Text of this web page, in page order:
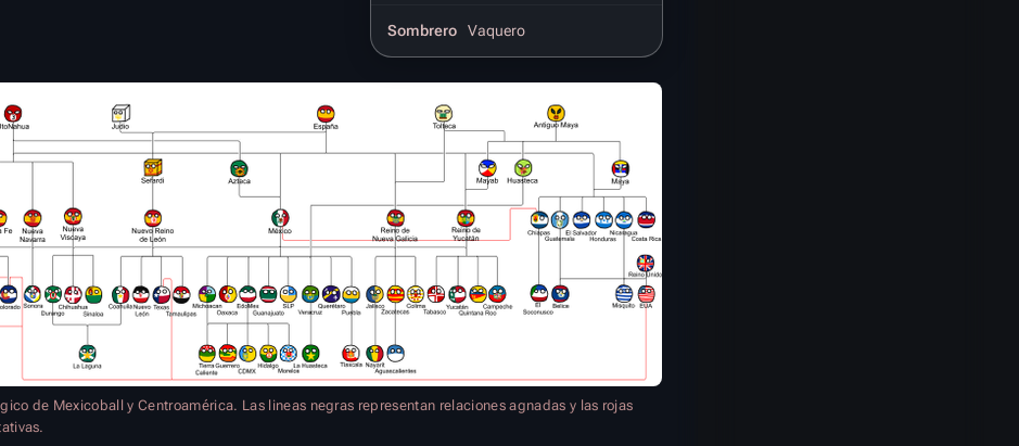
Sombrero Vaquero
de Mexicoball y Centroamérica. Las lineas negras representan relaciones agnadas y las rojas